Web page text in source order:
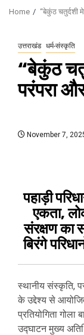
Home “बेकुंठ चतुर्दशी
उत्तराखंड धर्म-संस्कृति
“बेकुंठ
परंपरा
November 7,
पहाड़ी
एकता,
संरक्षण का
बिरंगे
स्थानीय संस्कृति,
के उद्देश्य से
प्रतियोगिता
उद्घाटन मुख्य